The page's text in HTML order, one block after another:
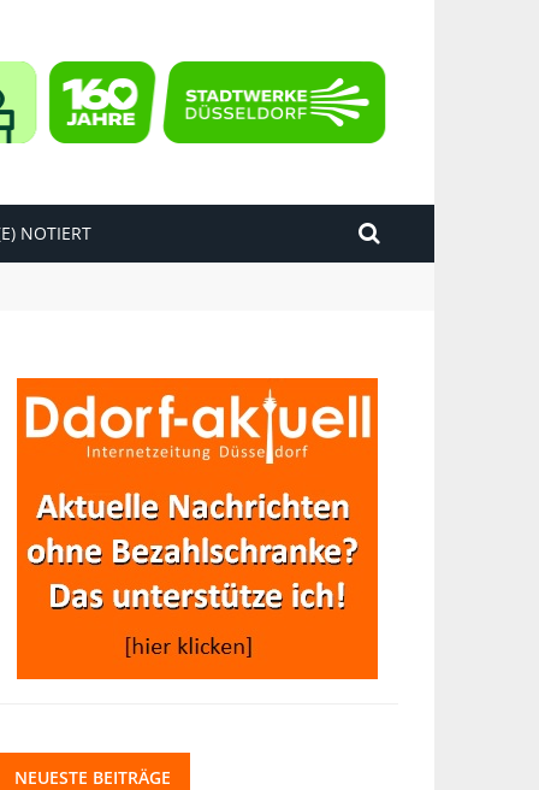
NOTIERT
NEUESTE BEITRÄGE